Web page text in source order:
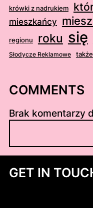
krówki z nadrukiem
mieszkańcy
regionu roku się
Słodycze Reklamowe także
COMMENTS
Brak komentarzy
u
a
GET IN